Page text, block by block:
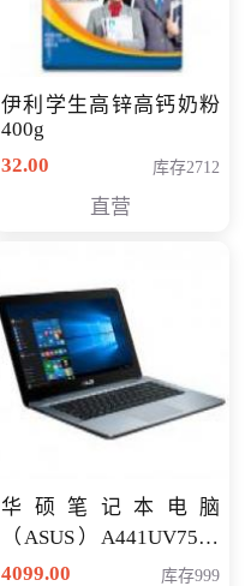
伊利学生高锌高钙奶粉
400g
32.00
库存2712
直营
华硕笔记本电脑
（ASUS）A441UV7500
顽石（7代i7-7500U 4G
4099.00 库存999